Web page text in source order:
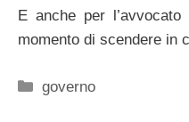
E anche per l’avvocato
momento di scendere in
Categorie
governo